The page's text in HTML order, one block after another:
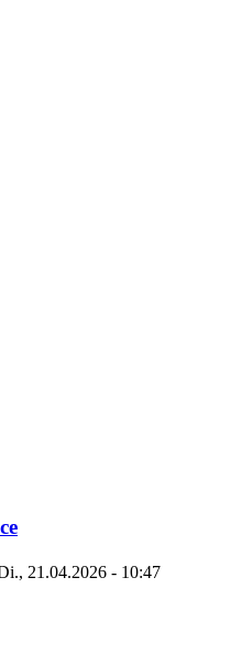
21.04.2026 - 10:47